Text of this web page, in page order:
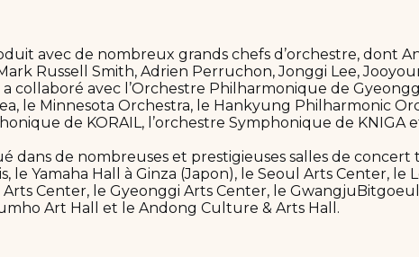
avec de nombreux grands chefs d’orchestre, dont
Russell Smith, Adrien Perruchon, Jonggi Lee,
collaboré avec l’Orchestre Philharmonique de
le Minnesota Orchestra, le Hankyung Philharmonic
de KORAIL, l’orchestre Symphonique de KNIGA
dans de nombreuses et prestigieuses salles de concert
le Yamaha Hall à Ginza (Japon), le Seoul Arts Center, le
Center, le Gyeonggi Arts Center, le
Art Hall et le Andong Culture & Arts Hall.